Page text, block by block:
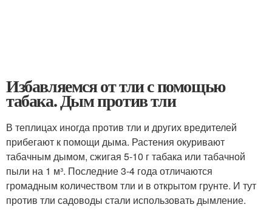
Избавляемся от тли с помощью
табака. Дым против тли
В теплицах иногда против тли и других вредителей
прибегают к помощи дыма. Растения окуривают
табачным дымом, сжигая 5-10 г табака или табачной
пыли на 1 м³. Последние 3-4 года отличаются
громадным количеством тли и в открытом грунте. И тут
против тли садоводы стали использовать дымление.